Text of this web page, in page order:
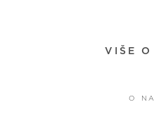
VIŠE O
O